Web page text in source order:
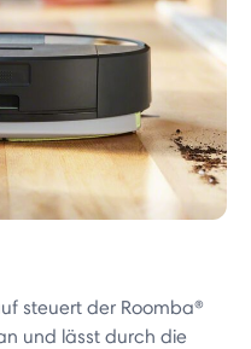
steuert der Roomba®
und lässt durch die